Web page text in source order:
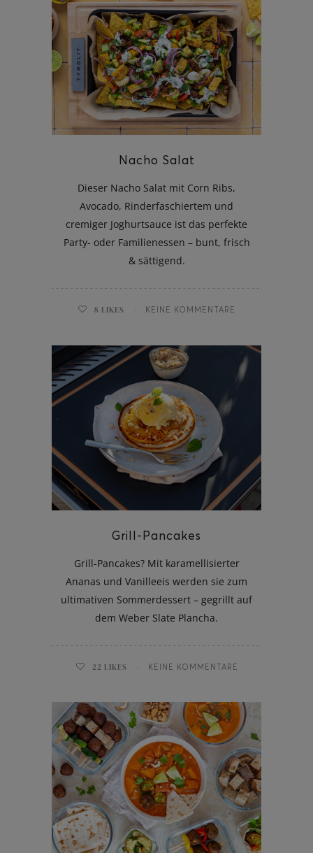
Nacho Salat
Dieser Nacho Salat mit Corn Ribs,
Avocado, Rinderfaschiertem und
cremiger Joghurtsauce ist das perfekte
Party- oder Familienessen – bunt, frisch
& sättigend.
8 LIKES KEINE KOMMENTARE
Grill-Pancakes
Grill-Pancakes? Mit karamellisierter
Ananas und Vanilleeis werden sie zum
ultimativen Sommerdessert – gegrillt auf
dem Weber Slate Plancha.
22 LIKES KEINE KOMMENTARE